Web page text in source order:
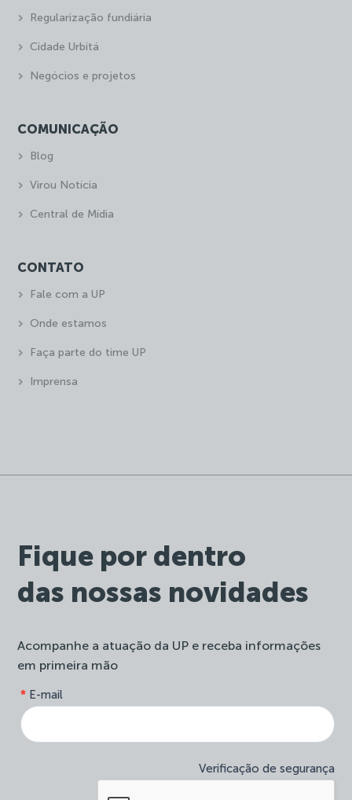
Fique por dentro
das nossas novidades
Acompanhe a atuação da UP e receba informações
em primeira mão
site-
newsletter
E-mail
*
Verificação de segurança
você
é
humano,
este
campo
Regularização fundiária
Cidade Urbitá
Negócios e projetos
COMUNICAÇÃO
Blog
Virou Notícia
Central de Mídia
CONTATO
Fale com a UP
Onde estamos
Faça parte do time UP
Imprensa